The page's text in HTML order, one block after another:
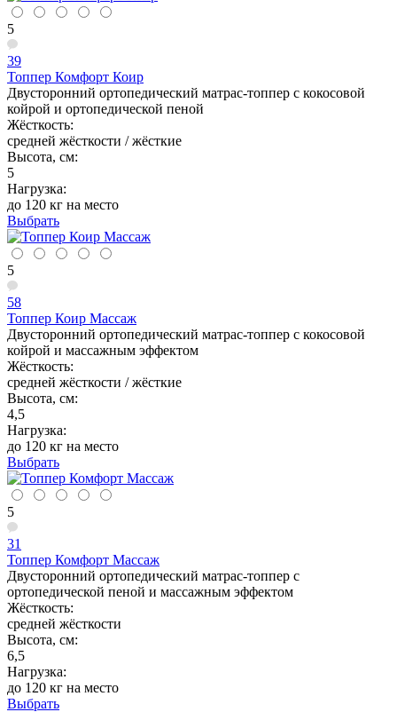
5
39
Топпер Комфорт Коир
Двусторонний ортопедический матрас-топпер с кокосовой
койрой и ортопедической пеной
Жёсткость:
средней жёсткости / жёсткие
Высота, см:
5
Нагрузка:
до 120 кг на место
Выбрать
5
58
Топпер Коир Массаж
Двусторонний ортопедический матрас-топпер с кокосовой
койрой и массажным эффектом
Жёсткость:
средней жёсткости / жёсткие
Высота, см:
4,5
Нагрузка:
до 120 кг на место
Выбрать
5
31
Топпер Комфорт Массаж
Двусторонний ортопедический матрас-топпер с
ортопедической пеной и массажным эффектом
Жёсткость:
средней жёсткости
Высота, см:
6,5
Нагрузка:
до 120 кг на место
Выбрать